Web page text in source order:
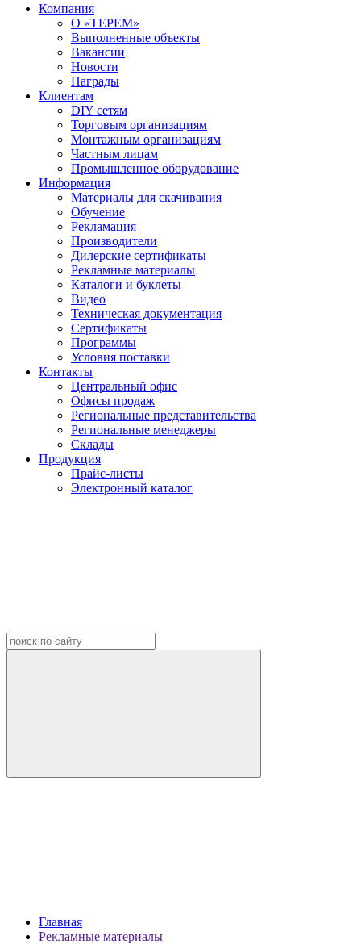
Компания
О «ТЕРЕМ»
Выполненные объекты
Вакансии
Новости
Награды
Клиентам
DIY сетям
Торговым организациям
Монтажным организациям
Частным лицам
Промышленное оборудование
Информация
Материалы для скачивания
Обучение
Рекламация
Производители
Дилерские сертификаты
Рекламные материалы
Каталоги и буклеты
Видео
Техническая документация
Сертификаты
Программы
Условия поставки
Контакты
Центральный офис
Офисы продаж
Региональные представительства
Региональные менеджеры
Склады
Продукция
Прайс-листы
Электронный каталог
Главная
Рекламные материалы